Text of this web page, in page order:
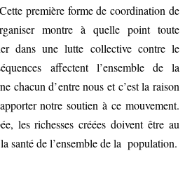
première forme de coordination de
montre à quelle point toute
dans une lutte collective contre le
affectent l’ensemble de la
chacun d’entre nous et c’est la raison
notre soutien à ce mouvement.
les richesses créées doivent être au
santé de l’ensemble de la population.